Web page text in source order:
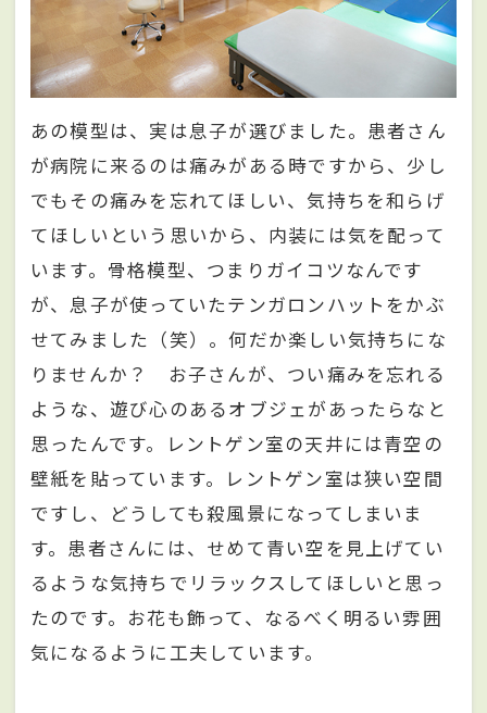
あの模型は、実は息子が選びました。患者さん
が病院に来るのは痛みがある時ですから、少し
でもその痛みを忘れてほしい、気持ちを和らげ
てほしいという思いから、内装には気を配って
います。骨格模型、つまりガイコツなんです
が、息子が使っていたテンガロンハットをかぶ
せてみました（笑）。何だか楽しい気持ちにな
りませんか？ お子さんが、つい痛みを忘れる
ような、遊び心のあるオブジェがあったらなと
思ったんです。レントゲン室の天井には青空の
壁紙を貼っています。レントゲン室は狭い空間
ですし、どうしても殺風景になってしまいま
す。患者さんには、せめて青い空を見上げてい
るような気持ちでリラックスしてほしいと思っ
たのです。お花も飾って、なるべく明るい雰囲
気になるように工夫しています。